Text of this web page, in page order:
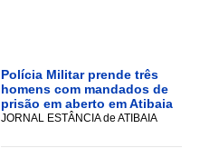
Polícia Militar prende três
homens com mandados de
prisão em aberto em Atibaia
JORNAL ESTÂNCIA de ATIBAIA